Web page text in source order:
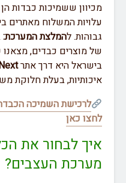
מכיוון ששמיכות כבדות
עלויות המשלוח מאתרים
גבוהות. להמלצת המערכת:
של מוצרים כבדים,
בישראל היא דרך אתר
איכותיות, בעלת חלוקת
לרכישת השמיכה
לחצו כאן
איך לבחור את
מערכת העצבים?